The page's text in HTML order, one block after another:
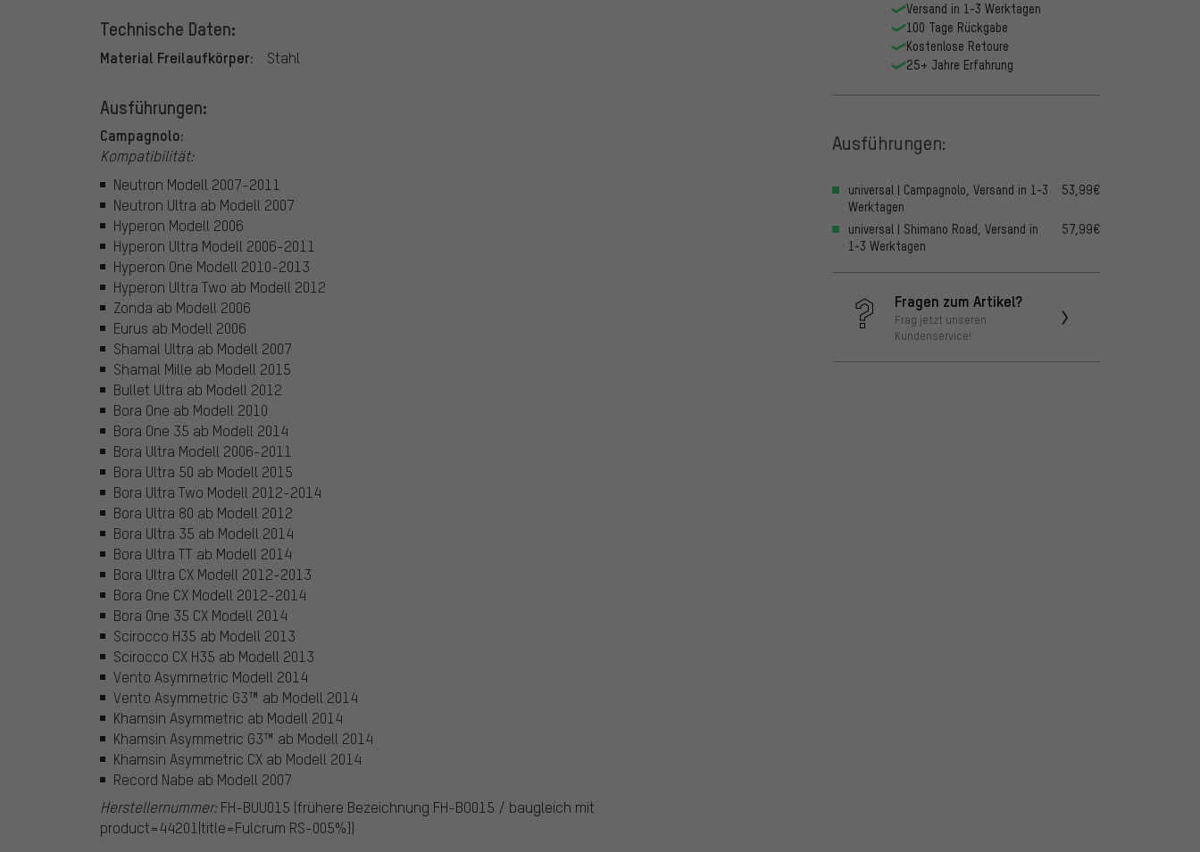
Technische Daten:
Material Freilaufkörper: Stahl
Ausführungen:
Campagnolo:
Kompatibilität:
Neutron Modell 2007-2011
Neutron Ultra ab Modell 2007
Hyperon Modell 2006
Hyperon Ultra Modell 2006-2011
Hyperon One Modell 2010-2013
Hyperon Ultra Two ab Modell 2012
Zonda ab Modell 2006
Eurus ab Modell 2006
Shamal Ultra ab Modell 2007
Shamal Mille ab Modell 2015
Bullet Ultra ab Modell 2012
Bora One ab Modell 2010
Bora One 35 ab Modell 2014
Bora Ultra Modell 2006-2011
Bora Ultra 50 ab Modell 2015
Bora Ultra Two Modell 2012-2014
Bora Ultra 80 ab Modell 2012
Bora Ultra 35 ab Modell 2014
Bora Ultra TT ab Modell 2014
Bora Ultra CX Modell 2012-2013
Bora One CX Modell 2012-2014
Bora One 35 CX Modell 2014
Scirocco H35 ab Modell 2013
Scirocco CX H35 ab Modell 2013
Vento Asymmetric Modell 2014
Vento Asymmetric G3™ ab Modell 2014
Khamsin Asymmetric ab Modell 2014
Khamsin Asymmetric G3™ ab Modell 2014
Khamsin Asymmetric CX ab Modell 2014
Record Nabe ab Modell 2007
Herstellernummer:FH-BUU015 (frühere Bezeichnung FH-BO015 / baugleich mit
product=44201|title=Fulcrum RS-005%})
Versand in 1-3 Werktagen
100 Tage Rückgabe
Kostenlose Retoure
25+ Jahre Erfahrung
Ausführungen:
universal | Campagnolo, Versand in 1-3
Werktagen
53,99€
universal | Shimano Road, Versand in
1-3 Werktagen
57,99€
Fragen zum Artikel?
Frag jetzt unseren
Kundenservice!